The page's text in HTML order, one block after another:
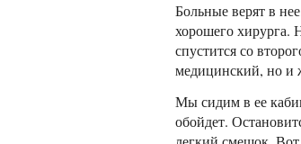
Больные верят в
хорошего хирурга.
спустится со
медицинский, но и
Мы сидим в ее
обойдет.